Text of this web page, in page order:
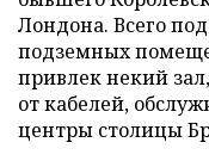
Лондона. Всего
подземных
привлек некий
от кабелей,
центры столицы